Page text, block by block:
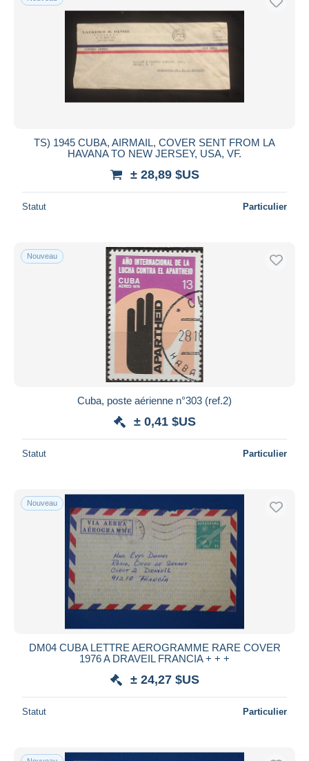
TS) 1945 CUBA, AIRMAIL, COVER SENT FROM LA
HAVANA TO NEW JERSEY, USA, VF.
± 28,89 $US
Statut Particulier
Nouveau
Cuba, poste aérienne n°303 (ref.2)
± 0,41 $US
Statut Particulier
Nouveau
DM04 CUBA LETTRE AEROGRAMME RARE COVER
1976 A DRAVEIL FRANCIA + + +
± 24,27 $US
Statut Particulier